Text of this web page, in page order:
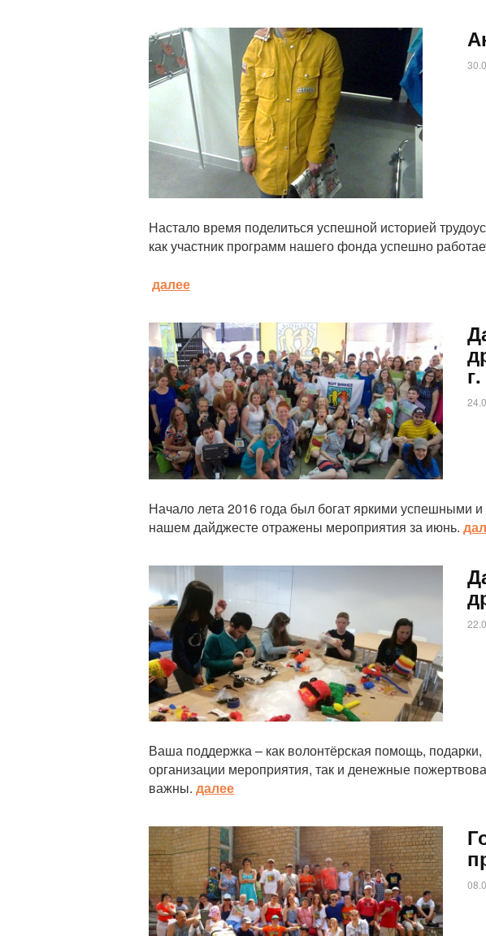
Статья
Настало время поделиться успешной историей
как участник программ нашего фонда успешно
далее
Статья
г.
Начало лета 2016 года был богат яркими успешными
нашем дайджесте отражены мероприятия за июнь.
Статья
Ваша поддержка – как волонтёрская помощь,
организации мероприятия, так и денежные
важны. далее
Статья